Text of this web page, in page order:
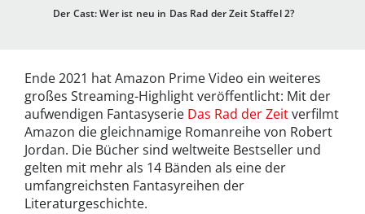
Der Cast: Wer ist neu in Das Rad der Zeit Staffel 2?
Ende 2021 hat Amazon Prime Video ein weiteres
großes Streaming-Highlight veröffentlicht: Mit der
aufwendigen Fantasyserie Das Rad der Zeitverfilmt
Amazon die gleichnamige Romanreihe von Robert
Jordan. Die Bücher sind weltweite Bestseller und
gelten mit mehr als 14 Bänden als eine der
umfangreichsten Fantasyreihen der
Literaturgeschichte.